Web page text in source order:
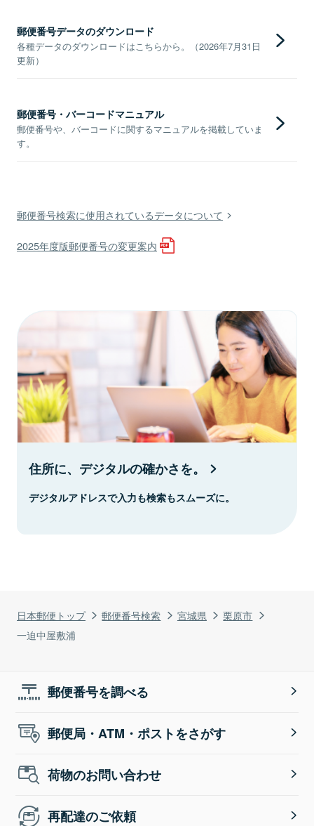
日本郵便トップ 郵便番号検索 宮城県
栗原市
一迫中屋敷浦
郵便番号データのダウンロード
各種データのダウンロードはこちらから。（2026年7月31日
更新）
郵便番号・バーコードマニュアル
郵便番号や、バーコードに関するマニュアルを掲載していま
す。
郵便番号検索に使用されているデータについて
2025年度版郵便番号の変更案内
住所に、デジタルの確かさを。
デジタルアドレスで入力も検索もスムーズに。
郵便番号を調べる
郵便局・ATM・ポストをさがす
荷物のお問い合わせ
再配達のご依頼